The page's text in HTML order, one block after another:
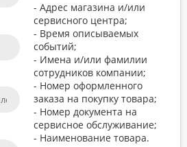
- Адрес магазина и/или
сервисного центра;
- Время описываемых
событий;
- Имена и/или фамилии
сотрудников компании;
- Номер оформленного
заказа на покупку товара;
- Номер документа на
сервисное обслуживание;
- Наименование товара.